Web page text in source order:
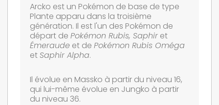
Arcko est un Pokémon de base de type
Plante apparu dans la troisième
génération. Il est l'un des Pokémon de
départ de Pokémon Rubis, Saphir et
Émeraude et de Pokémon Rubis Oméga
etSaphir Alpha.
Il évolue en Massko à partir du niveau 16,
qui lui-même évolue en Jungko à partir
du niveau 36.